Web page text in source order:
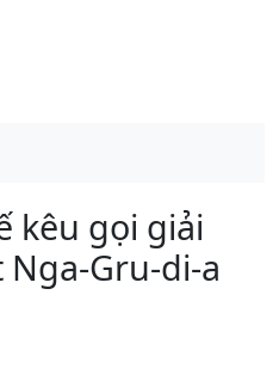
kêu gọi giải
Gru-di-a